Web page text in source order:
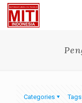
Categories Tags